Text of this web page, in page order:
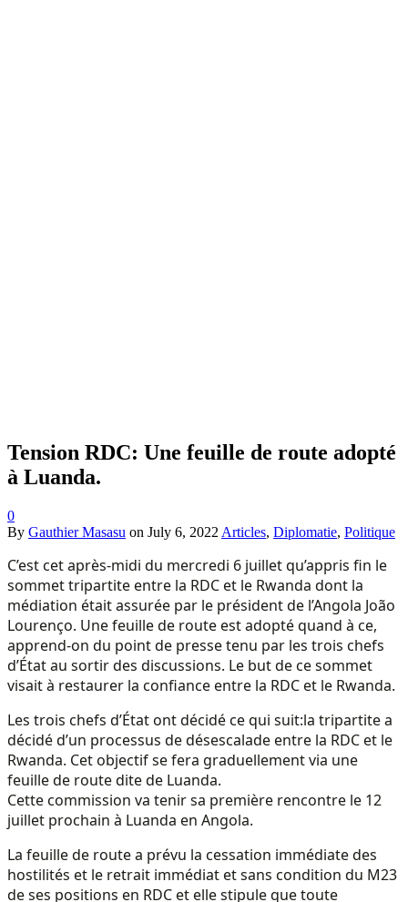
Tension RDC: Une feuille de route adopté
à Luanda.
0
By Gauthier Masasu on July 6, 2022 Articles, Diplomatie, Politique
C’est cet après-midi du mercredi 6 juillet qu’appris fin le
sommet tripartite entre la RDC et le Rwanda dont la
médiation était assurée par le président de l’Angola João
Lourenço. Une feuille de route est adopté quand à ce,
apprend-on du point de presse tenu par les trois chefs
d’État au sortir des discussions. Le but de ce sommet
visait à restaurer la confiance entre la RDC et le Rwanda.
Les trois chefs d’État ont décidé ce qui suit:la tripartite a
décidé d’un processus de désescalade entre la RDC et le
Rwanda. Cet objectif se fera graduellement via une
feuille de route dite de Luanda.
Cette commission va tenir sa première rencontre le 12
juillet prochain à Luanda en Angola.
La feuille de route a prévu la cessation immédiate des
hostilités et le retrait immédiat et sans condition du M23
de ses positions en RDC et elle stipule que toute